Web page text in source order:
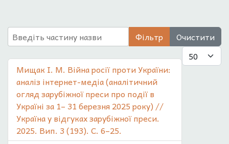
Введіть частину назви Фільтр
Очистити
Показувати
Мищак І. М. Війна росії проти України:
аналіз інтернет-медіа (аналітичний
огляд зарубіжної преси про події в
Україні за 1– 31 березня 2025 року) //
Україна у відгуках зарубіжної преси.
2025. Вип. 3 (193). С. 6–25.